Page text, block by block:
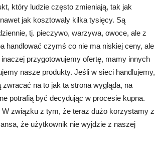
który ludzie często zmieniają, tak jak
jak kosztowały kilka tysięcy. Są
tj. pieczywo, warzywa, owoce, ale z
handlować czymś co nie ma niskiej ceny, ale
przygotowujemy ofertę, mamy innych
nasze produkty. Jeśli w sieci handlujemy,
na to jak ta strona wygląda, na
potrafią być decydując w procesie kupna.
związku z tym, że teraz dużo korzystamy z
że użytkownik nie wyjdzie z naszej